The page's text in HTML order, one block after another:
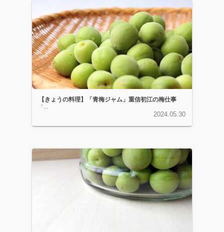
【きょうの料理】「青梅ジャム」重信初江の梅仕事
「...
2024.05.30